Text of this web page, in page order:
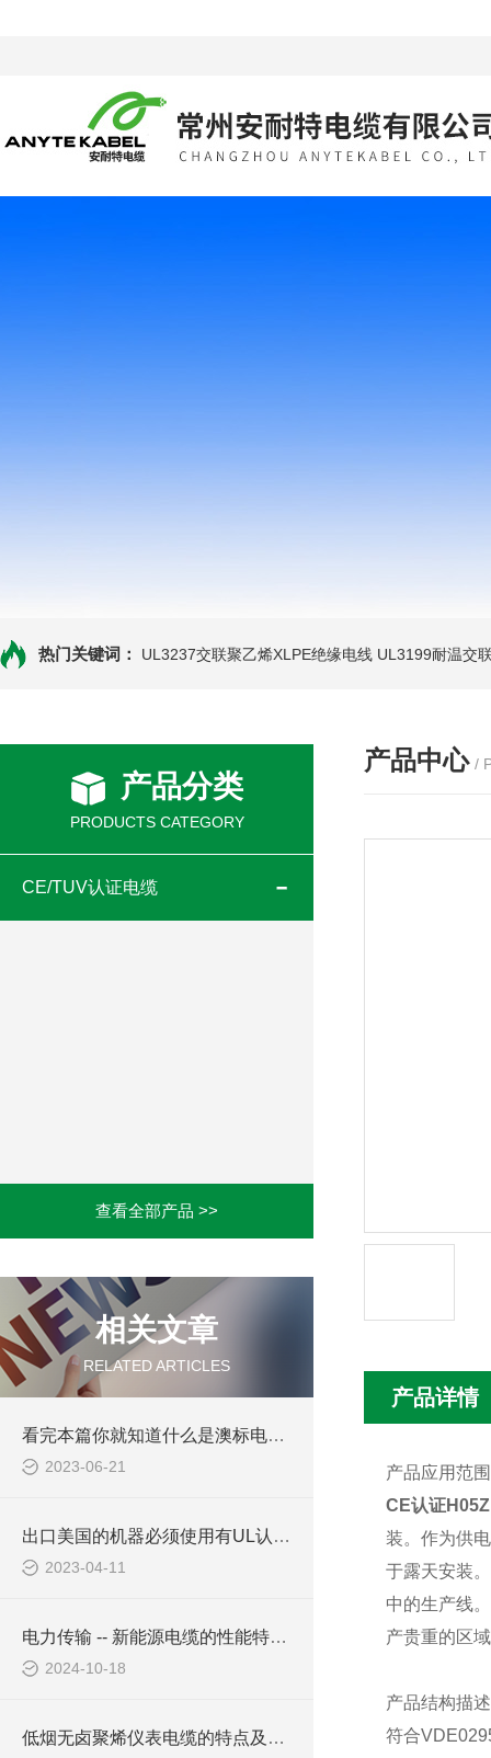
热门关键词： UL3237交联聚乙烯XLPE绝缘电线 UL3199耐温交
产品分类
PRODUCTS CATEGORY
CE/TUV认证电缆
查看全部产品 >>
相关文章
RELATED ARTICLES
看完本篇你就知道什么是澳标电缆了
2023-06-21
出口美国的机器必须使用有UL认证电缆吗
2023-04-11
电力传输 -- 新能源电缆的性能特点有哪些？
2024-10-18
低烟无卤聚烯仪表电缆的特点及应用领域
产品中心 /
产品详情
产品应用范
CE认证
装。作为供
于露天安装
中的生产线
产贵重的区
产品结构描
符合